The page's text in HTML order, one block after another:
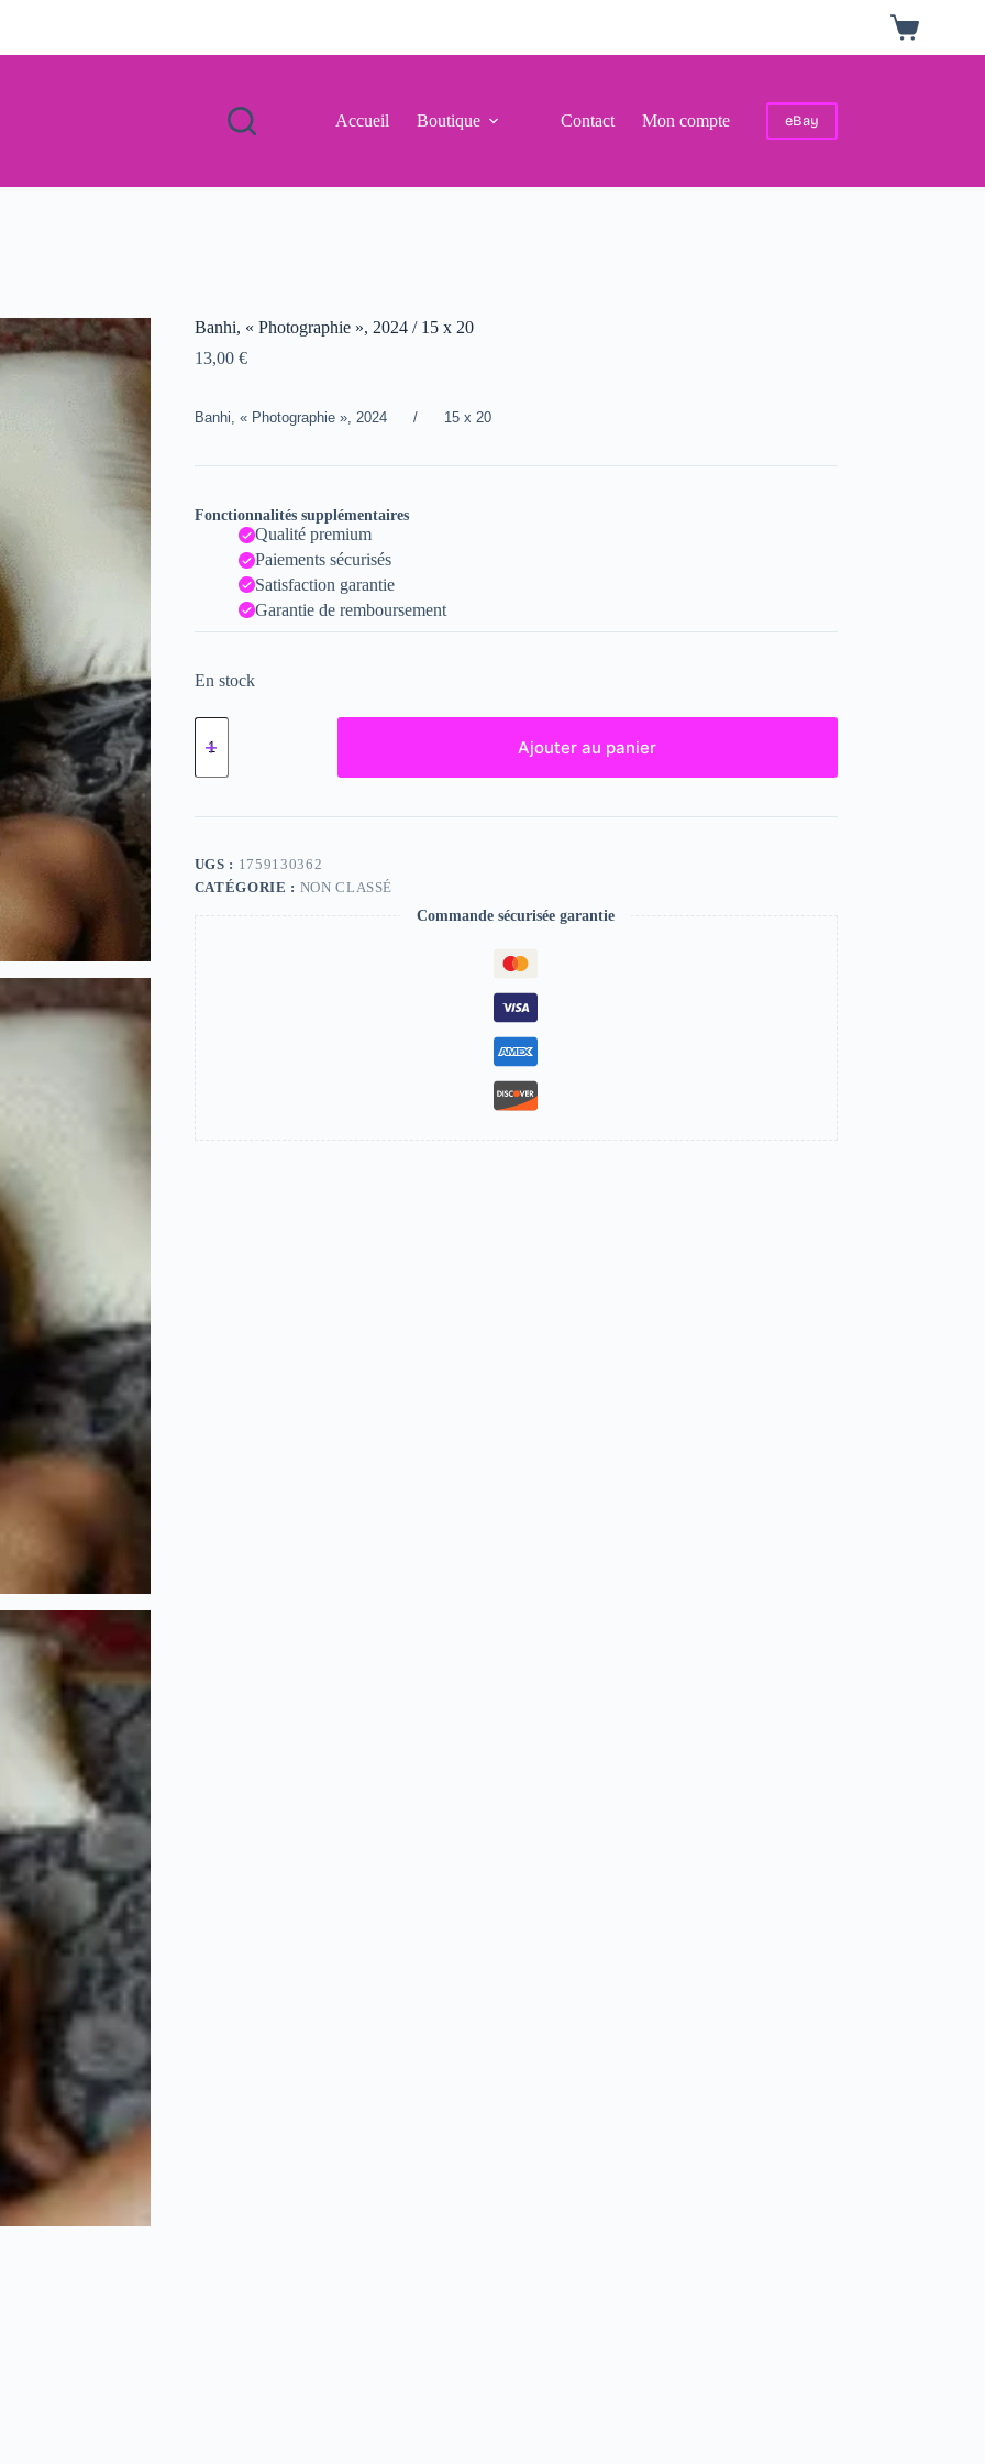
Panier
d’achat
Accueil Boutique Contact Mon compte eBay
Banhi, « Photographie », 2024 / 15 x 20
13,00 €
Banhi, « Photographie », 2024 / 15 x 20
Fonctionnalités supplémentaires
Qualité premium
Paiements sécurisés
Satisfaction garantie
Garantie de remboursement
En stock
quantité
de
"Photographie",
/
x
20
Ajouter au panier
UGS : 1759130362
CATÉGORIE : NON CLASSÉ
Commande sécurisée garantie